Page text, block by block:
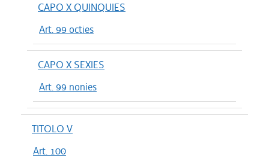
CAPO X QUINQUIES
Art. 99 octies
CAPO X SEXIES
Art. 99 nonies
TITOLO V
Art. 100